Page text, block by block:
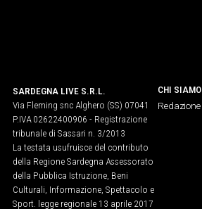
SARDEGNA LIVE S.R.L.
Via Fleming snc Alghero (SS) 07041
P.IVA 02622400906 - Registrazione
tribunale di Sassari n. 3/2013
La testata usufruisce del contributo
della Regione Sardegna Assessorato
della Pubblica Istruzione, Beni
Culturali, Informazione, Spettacolo e
Sport. legge regionale 13 aprile 2017
CHI SIAMO
Redazione